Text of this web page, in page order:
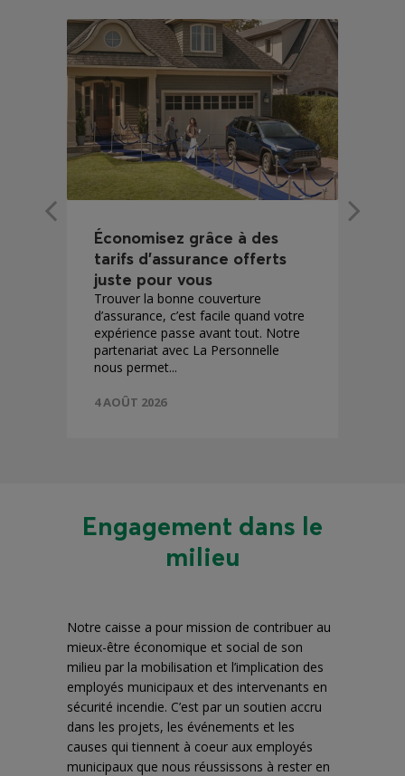
Économisez grâce à des
tarifs d’assurance offerts
juste pour vous
Trouver la bonne couverture
d’assurance, c’est facile quand votre
expérience passe avant tout. Notre
partenariat avec La Personnelle
nous permet...
4 AOÛT 2026
Engagement dans le
milieu
Notre caisse a pour mission de contribuer au
mieux-être économique et social de son
milieu par la mobilisation et l’implication des
employés municipaux et des intervenants en
sécurité incendie. C’est par un soutien accru
dans les projets, les événements et les
causes qui tiennent à coeur aux employés
municipaux que nous réussissons à rester en